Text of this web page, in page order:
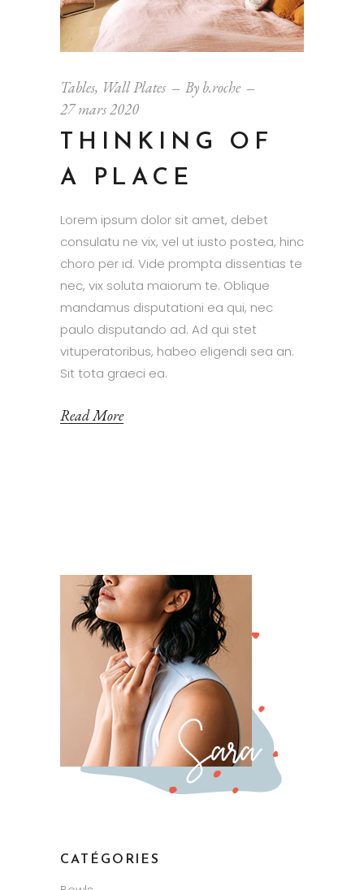
Tables, Wall Plates By b.roche
27 mars 2020
THINKING OF
A PLACE
Lorem ipsum dolor sit amet, debet
consulatu ne vix, vel ut iusto postea, hinc
choro per id. Vide prompta dissentias te
nec, vix soluta maiorum te. Oblique
mandamus disputationi ea qui, nec
paulo disputando ad. Ad qui stet
vituperatoribus, habeo eligendi sea an.
Sit tota graeci ea.
Read More
CATÉGORIES